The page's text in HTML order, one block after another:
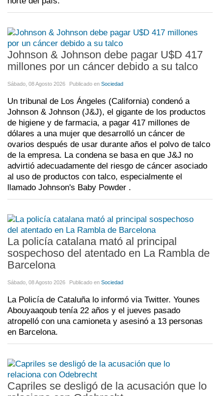
Johnson & Johnson debe pagar U$D 417
millones por un cáncer debido a su talco
Sábado, 08 Agosto 2026 Publicado en Sociedad
Un tribunal de Los Ángeles (California) condenó a
Johnson & Johnson (J&J), el gigante de los productos
de higiene y de farmacia, a pagar 417 millones de
dólares a una mujer que desarrolló un cáncer de
ovarios después de usar durante años el polvo de talco
de la empresa. La condena se basa en que J&J no
advirtió adecuadamente del riesgo de cáncer asociado
al uso de productos con talco, especialmente el
llamado Johnson's Baby Powder .
La policía catalana mató al principal
sospechoso del atentado en La Rambla de
Barcelona
Sábado, 08 Agosto 2026 Publicado en Sociedad
La Policía de Cataluña lo informó via Twitter. Younes
Abouyaaqoub tenía 22 años y el jueves pasado
atropelló con una camioneta y asesinó a 13 personas
en Barcelona.
Capriles se desligó de la acusación que lo